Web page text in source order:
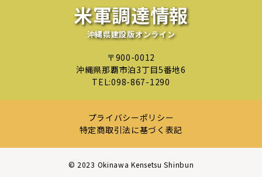
米軍調達情報
沖縄県建設版オンライン
〒900-0012
沖縄県那覇市泊3丁目5番地6
TEL:098-867-1290
プライバシーポリシー
特定商取引法に基づく表記
©︎ 2023 Okinawa Kensetsu Shinbun